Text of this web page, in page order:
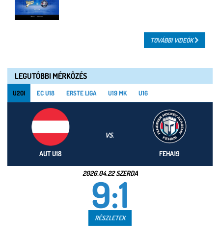
TOVÁBBI VIDEÓK
LEGUTÓBBI MÉRKŐZÉS
U20I EC U18 ERSTE LIGA U19 MK U16
AUT U18
VS.
FEHA19
2026.04.22 SZERDA
9:1
RÉSZLETEK